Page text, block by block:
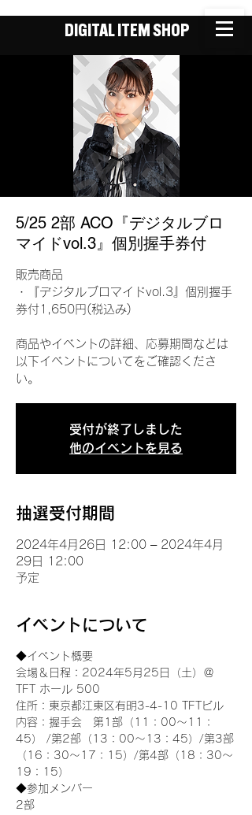
DIGITAL ITEM SHOP
5/25 2部 ACO『デジタルブロ
マイドvol.3』個別握手券付
販売商品
・『デジタルブロマイドvol.3』個別握手
券付1,650円(税込み)
商品やイベントの詳細、応募期間などは
以下イベントについてをご確認くださ
い。
受付が終了しました
他のイベントを見る
抽選受付期間
2024年4月26日 12:00 – 2024年4月
29日 12:00
予定
イベントについて
◆イベント概要
会場＆日程：2024年5月25日（土）＠
TFT ホール 500
住所：東京都江東区有明3-4-10 TFTビル
内容：握手会　第1部（11：00～11：
45） /第2部（13：00～13：45）/第3部
（16：30～17：15）/第4部（18：30～
19：15）
◆参加メンバー
2部